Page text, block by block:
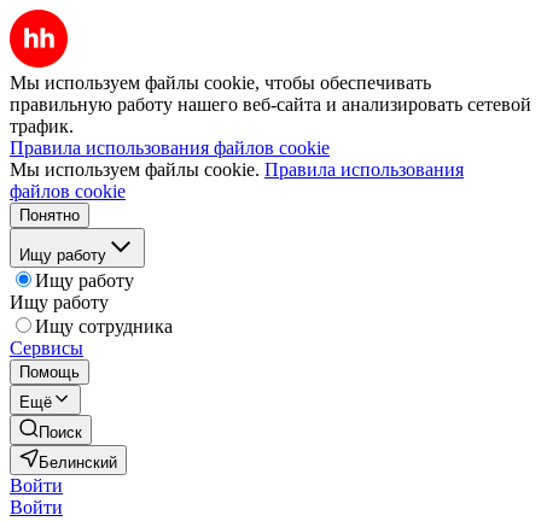
Мы используем файлы cookie, чтобы обеспечивать
правильную работу нашего веб-сайта и анализировать сетевой
трафик.
Правила использования файлов cookie
Мы используем файлы cookie. Правила использования
файлов cookie
Понятно
Ищу работу
Ищу работу
Ищу работу
Ищу сотрудника
Сервисы
Помощь
Ещё
Поиск
Белинский
Войти
Войти